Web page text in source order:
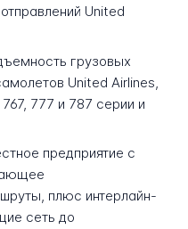
United
грузовых
United Airlines,
777 и 787 серии и
предприятие с
плюс интерлайн-
сеть до